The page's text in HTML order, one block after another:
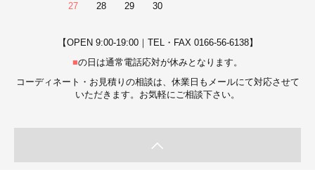
27 28 29 30
【OPEN 9:00-19:00｜TEL・FAX 0166-56-6138】
■の日は通常電話応対が休みとなります。
コーディネート・お見積りの相談は、休業日もメールにて対応させて
いただきます。お気軽にご相談下さい。